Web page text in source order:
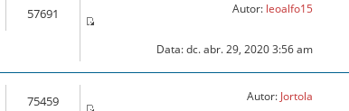
57691 Autor: leoalfo15
Data: dc. abr. 29, 2020 3:56 am
75459 Autor: Jortola